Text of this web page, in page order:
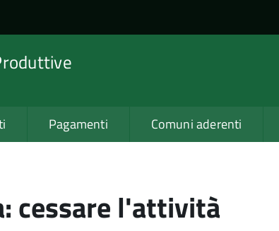
Pagamenti Comuni aderenti
cessare l'attività